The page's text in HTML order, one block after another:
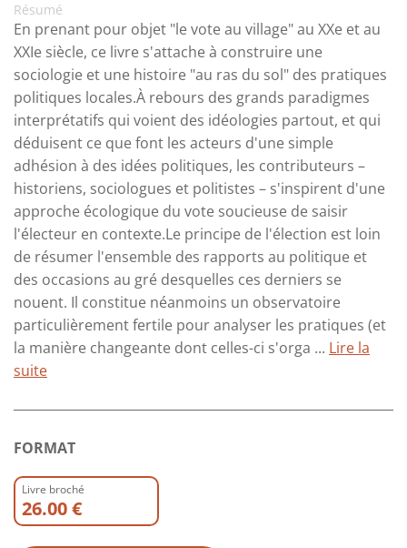
Résumé
En prenant pour objet "le vote au village" au XXe et au
XXIe siècle, ce livre s'attache à construire une
sociologie et une histoire "au ras du sol" des pratiques
politiques locales.À rebours des grands paradigmes
interprétatifs qui voient des idéologies partout, et qui
déduisent ce que font les acteurs d'une simple
adhésion à des idées politiques, les contributeurs –
historiens, sociologues et politistes – s'inspirent d'une
approche écologique du vote soucieuse de saisir
l'électeur en contexte.Le principe de l'élection est loin
de résumer l'ensemble des rapports au politique et
des occasions au gré desquelles ces derniers se
nouent. Il constitue néanmoins un observatoire
particulièrement fertile pour analyser les pratiques (et
la manière changeante dont celles-ci s'orga ... Lire la
suite
FORMAT
Livre broché
26.00 €